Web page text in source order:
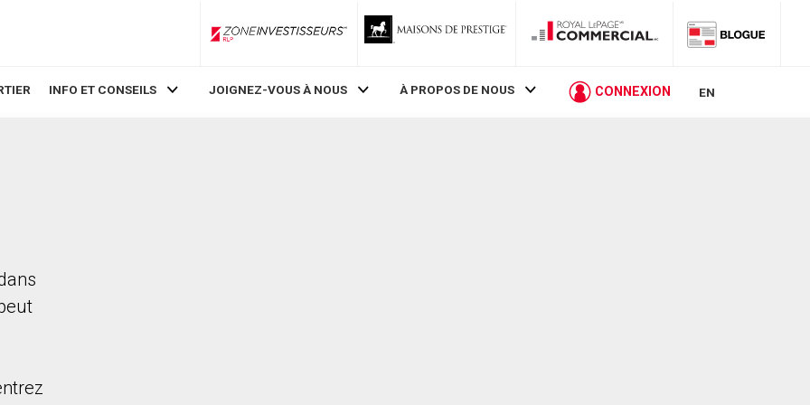
ZoneInvestisseurs RLP
INFO ET CONSEILS JOIGNEZ-VOUS À NOUS À PROPOS DE NOUS CONNEXION EN